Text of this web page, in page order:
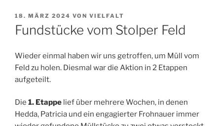
VERÖFFENTLICHT
AM
18. MÄRZ 2024 VON VIELFALT
Fundstücke vom Stolper Feld
Wieder einmal haben wir uns getroffen, um Müll vom
Feld zu holen. Diesmal war die Aktion in 2 Etappen
aufgeteilt.
Die 1. Etappe lief über mehrere Wochen, in denen
Hedda, Patricia und ein engagierter Frohnauer immer